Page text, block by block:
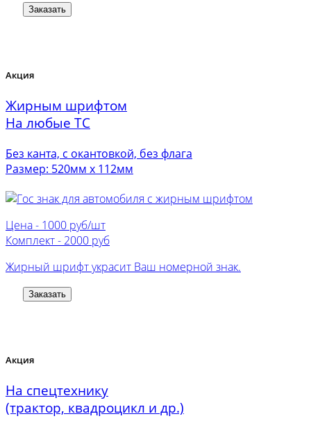
Заказать
Акция
Жирным шрифтом
На любые ТС
Без канта, с окантовкой, без флага
Размер: 520мм х 112мм
Цена - 1000 руб/шт
Комплект - 2000 руб
Жирный шрифт украсит Ваш номерной знак.
Заказать
Акция
На спецтехнику
(трактор, квадроцикл и др.)